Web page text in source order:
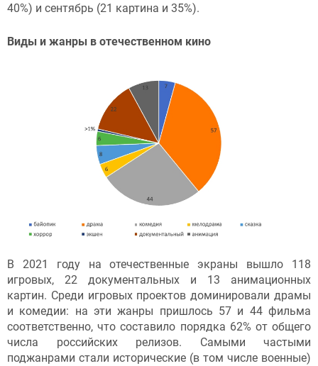
40%) и сентябрь (21 картина и 35%).
Виды и жанры в отечественном кино
В 2021 году на отечественные экраны вышло 118
игровых, 22 документальных и 13 анимационных
картин. Среди игровых проектов доминировали драмы
и комедии: на эти жанры пришлось 57 и 44 фильма
соответственно, что составило порядка 62% от общего
числа российских релизов. Самыми частыми
поджанрами стали исторические (в том числе военные)